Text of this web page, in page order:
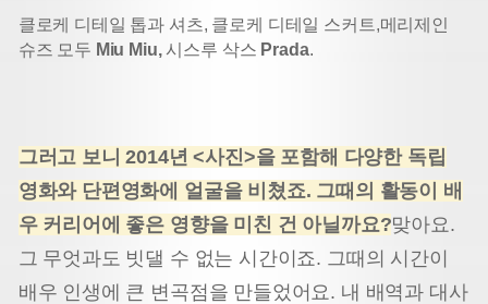
클로케 디테일 톱과 셔츠, 클로케 디테일 스커트,메리제인
슈즈 모두 Miu Miu,시스루 삭스 Prada.
그러고 보니 2014년 <사진>을 포함해 다양한 독립
영화와 단편영화에 얼굴을 비쳤죠. 그때의 활동이 배
우 커리어에 좋은 영향을 미친 건 아닐까요?맞아요.
그 무엇과도 빗댈 수 없는 시간이죠. 그때의 시간이
배우 인생에 큰 변곡점을 만들었어요. 내 배역과 대사